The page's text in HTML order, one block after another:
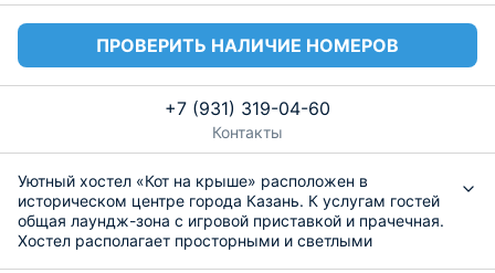
ПРОВЕРИТЬ НАЛИЧИЕ НОМЕРОВ
+7 (931) 319-04-60
Контакты
Уютный хостел «Кот на крыше» расположен в
историческом центре города Казань. К услугам гостей
общая лаундж-зона с игровой приставкой и прачечная.
Хостел располагает просторными и светлыми